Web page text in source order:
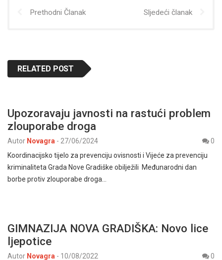
Prethodni Članak Sljedeći članak
RELATED POST
Upozoravaju javnosti na rastući problem
zlouporabe droga
Autor Novagra - 27/06/2024
0
Koordinacijsko tijelo za prevenciju ovisnosti i Vijeće za prevenciju
kriminaliteta Grada Nove Gradiške obilježili Međunarodni dan
borbe protiv zlouporabe droga…
GIMNAZIJA NOVA GRADIŠKA: Novo lice
ljepotice
Autor Novagra - 10/08/2022
0